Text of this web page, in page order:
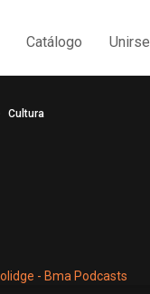
Catálogo Unirse
Cultura